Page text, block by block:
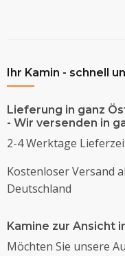
Ihr Kamin - schnell
Lieferung in ganz
- Wir versenden in
2-4 Werktage
Kostenloser Versand
Deutschland
Kamine zur Ansicht
Möchten Sie unsere